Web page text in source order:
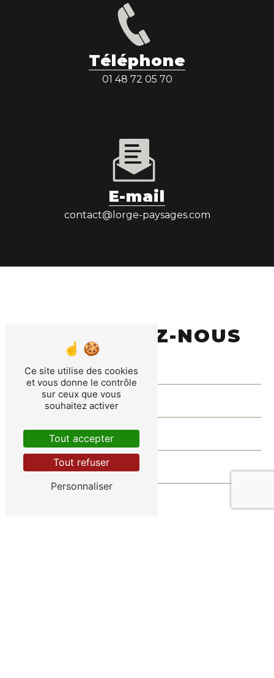
Téléphone
01 48 72 05 70
E-mail
contact@lorge-paysages.com
CONTACTEZ-NOUS
Ce site utilise des cookies
et vous donne le contrôle
sur ceux que vous
souhaitez activer
Tout accepter
Tout refuser
Personnaliser